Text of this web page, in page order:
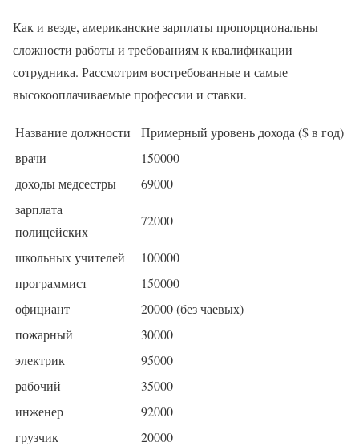
Как и везде, американские зарплаты пропорциональны
сложности работы и требованиям к квалификации
сотрудника. Рассмотрим востребованные и самые
высокооплачиваемые профессии и ставки.
Название должности
Примерный уровень дохода ($ в год)
врачи
150000
доходы медсестры
69000
зарплата
полицейских
72000
школьных учителей
100000
программист
150000
официант
20000 (без чаевых)
пожарный
30000
электрик
95000
рабочий
35000
инженер
92000
грузчик
20000